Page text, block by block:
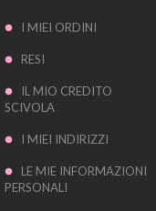
I MIEI ORDINI
RESI
IL MIO CREDITO
SCIVOLA
I MIEI INDIRIZZI
LE MIE INFORMAZIONI
PERSONALI